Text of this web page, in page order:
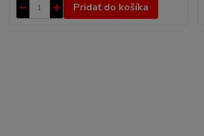
Pridať do košíka